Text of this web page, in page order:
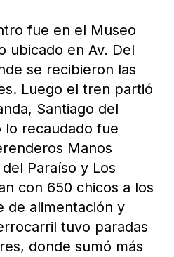
fue en el Museo
ubicado en Av. Del
se recibieron las
Luego el tren partió
Santiago del
lo recaudado fue
Manos
Paraíso y Los
con 650 chicos a los
de alimentación y
tuvo paradas
donde sumó más